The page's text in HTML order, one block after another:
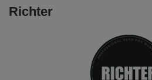
Richter